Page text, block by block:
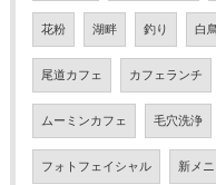
花粉 湖畔 釣り 白
尾道カフェ カフェランチ
ムーミンカフェ 毛穴洗浄
フォトフェイシャル 新メ